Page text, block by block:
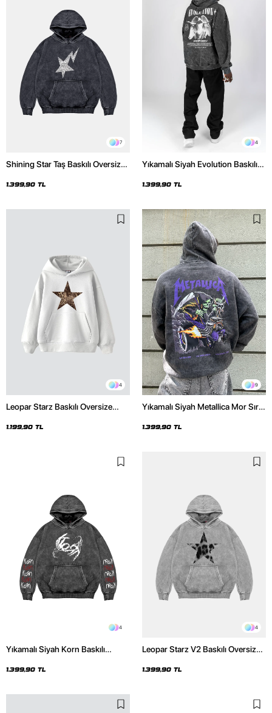
7
Shining Star Taş Baskılı Oversize
Hoodie
1.399,90 TL
4
Yıkamalı Siyah Evolution Baskılı
Hoodie
1.399,90 TL
4
Leopar Starz Baskılı Oversize
1.199,90 TL
9
Yıkamalı Siyah Metallica Mor Sırt
Hoodie
1.399,90 TL
4
Yıkamalı Siyah Korn Baskılı
1.399,90 TL
4
Leopar Starz V2 Baskılı Oversize
Hoodie
1.399,90 TL